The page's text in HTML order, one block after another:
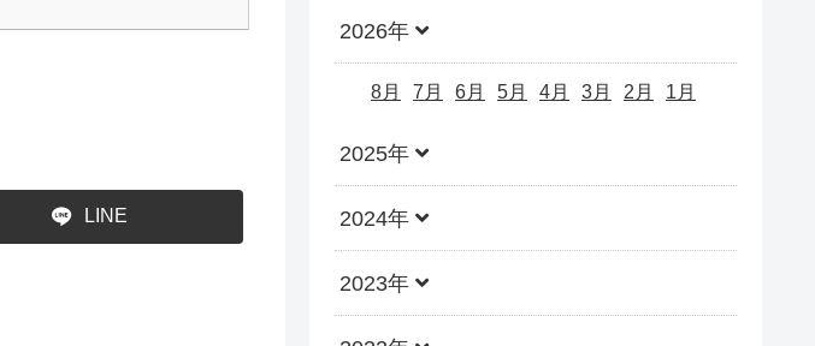
LINE
2026年
8月 7月 6月 5月 4月 3月 2月 1月
2025年
2024年
2023年